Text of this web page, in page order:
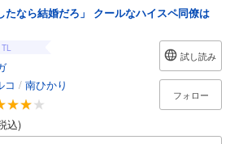
たなら結婚だろ」 クールなハイスペ同僚は
TL
コ / 南ひかり
込)
試し読み
フォロー